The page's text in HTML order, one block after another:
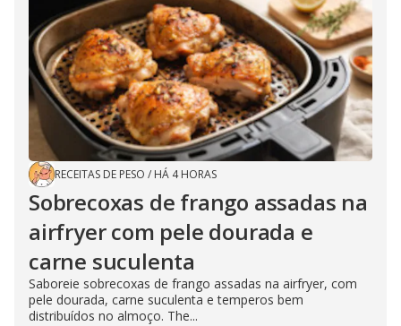
RECEITAS DE PESO / HÁ 4 HORAS
Sobrecoxas de frango assadas na
airfryer com pele dourada e
carne suculenta
Saboreie sobrecoxas de frango assadas na airfryer, com
pele dourada, carne suculenta e temperos bem
distribuídos no almoço. The...